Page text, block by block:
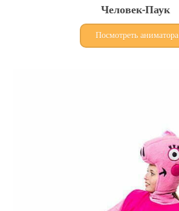
Человек-Паук
Посмотреть аниматора